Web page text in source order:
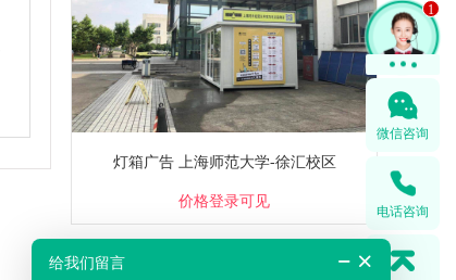
灯箱广告 上海师范大学-徐汇校区
价格登录可见
1
微信咨询
电话咨询